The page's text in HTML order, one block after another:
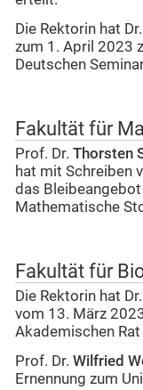
Die Rektorin hat Dr.
zum 1. April 2023
Deutschen
Fakultät für
Prof. Dr. Thorsten
hat mit Schreiben
das
Mathematische
Fakultät für
Die Rektorin hat Dr.
vom 13. März
Akademischen
Prof. Dr. Wilfried
Ernennung zum